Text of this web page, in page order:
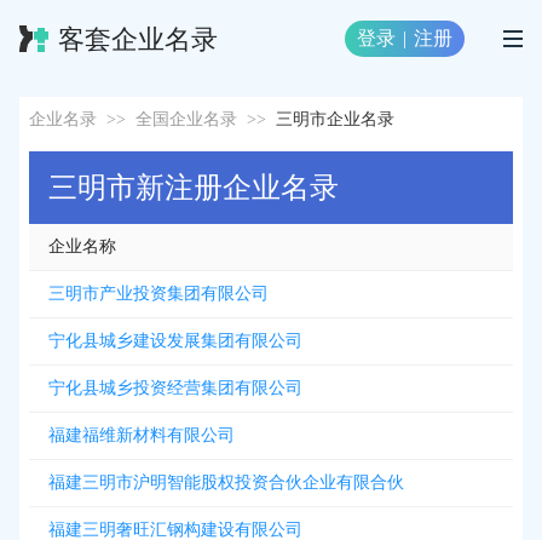
客套企业名录 登录 | 注册
企业名录 >> 全国企业名录 >> 三明市企业名录
三明市新注册企业名录
企业名称
三明市产业投资集团有限公司
宁化县城乡建设发展集团有限公司
宁化县城乡投资经营集团有限公司
福建福维新材料有限公司
福建三明市沪明智能股权投资合伙企业有限合伙
福建三明奢旺汇钢构建设有限公司